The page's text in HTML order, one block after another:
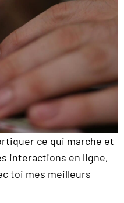
ce qui marche et
interactions en ligne,
toi mes meilleurs